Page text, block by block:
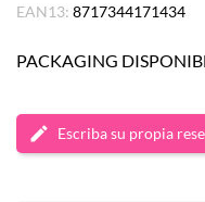
EAN13: 8717344171434
PACKAGING
Escriba su propia